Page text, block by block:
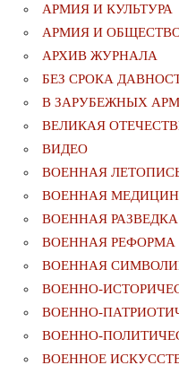
АРМИЯ И КУЛЬТУРА
АРМИЯ И
АРХИВ ЖУРНАЛА
БЕЗ СРОКА
В ЗАРУБЕЖНЫХ
ВЕЛИКАЯ
ВИДЕО
ВОЕННАЯ
ВОЕННАЯ
ВОЕННАЯ РАЗВЕДКА
ВОЕННАЯ РЕФОРМА
ВОЕННАЯ
ВОЕННО-
ВОЕННО-
ВОЕННО-
ВОЕННОЕ